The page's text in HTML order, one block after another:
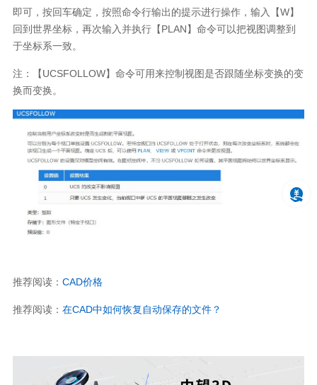
即可，按回车确定，按照命令行输出的提示进行操作，输入【W】
回到世界坐标，再次输入并执行【PLAN】命令可以把视图调整到
于坐标系一致。
注：【UCSFOLLOW】命令可用来控制视图是否跟随坐标变换的变
换而变换。
推荐阅读： CAD价格
推荐阅读： 在CAD中如何恢复自动保存的文件？